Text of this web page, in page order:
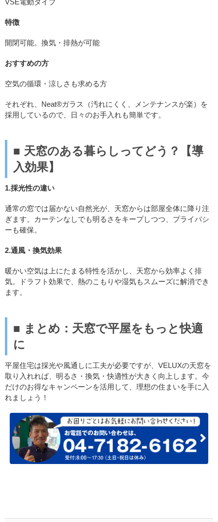
特徴
開閉可能。換気・排熱が可能
おすすめの方
空気の循環・涼しさも求める方
それぞれ、Neat®ガラス（汚れにくく、メンテナンスが楽）を
採用しているので、日々のお手入れも簡単です。
■ 天窓のある暮らしってどう？【導
入効果】
1.採光性の違い
通常の窓では届かない自然光が、天窓からは部屋全体に降り注
ぎます。カーテンなしでも明るさをキープしつつ、プライバシ
ーも確保。
2.通風・換気効果
暖かい空気は上にたまる特性を活かし、天窓から効率よく排
気。ドラフト効果で、熱のこもりや湿気もスムーズに解消でき
ます。
■ まとめ：天窓で平屋をもっと快適
に
平屋住宅は採光や風通しに工夫が必要ですが、VELUXの天窓を
取り入れれば、明るさ・換気・快適性が大きく向上します。今
だけのお得なキャンペーンを活用して、理想の住まいを手に入
れましょう！